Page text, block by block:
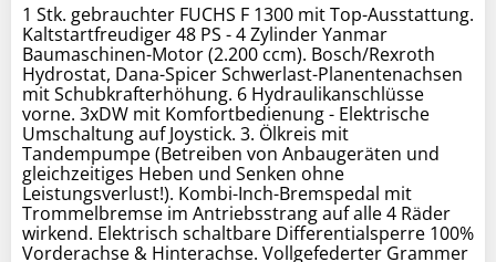
1 Stk. gebrauchter FUCHS F 1300 mit Top-Ausstattung.
Kaltstartfreudiger 48 PS - 4 Zylinder Yanmar
Baumaschinen-Motor (2.200 ccm). Bosch/Rexroth
Hydrostat, Dana-Spicer Schwerlast-Planentenachsen
mit Schubkrafterhöhung. 6 Hydraulikanschlüsse
vorne. 3xDW mit Komfortbedienung - Elektrische
Umschaltung auf Joystick. 3. Ölkreis mit
Tandempumpe (Betreiben von Anbaugeräten und
gleichzeitiges Heben und Senken ohne
Leistungsverlust!). Kombi-Inch-Bremspedal mit
Trommelbremse im Antriebsstrang auf alle 4 Räder
wirkend. Elektrisch schaltbare Differentialsperre 100%
Vorderachse & Hinterachse. Vollgefederter Grammer